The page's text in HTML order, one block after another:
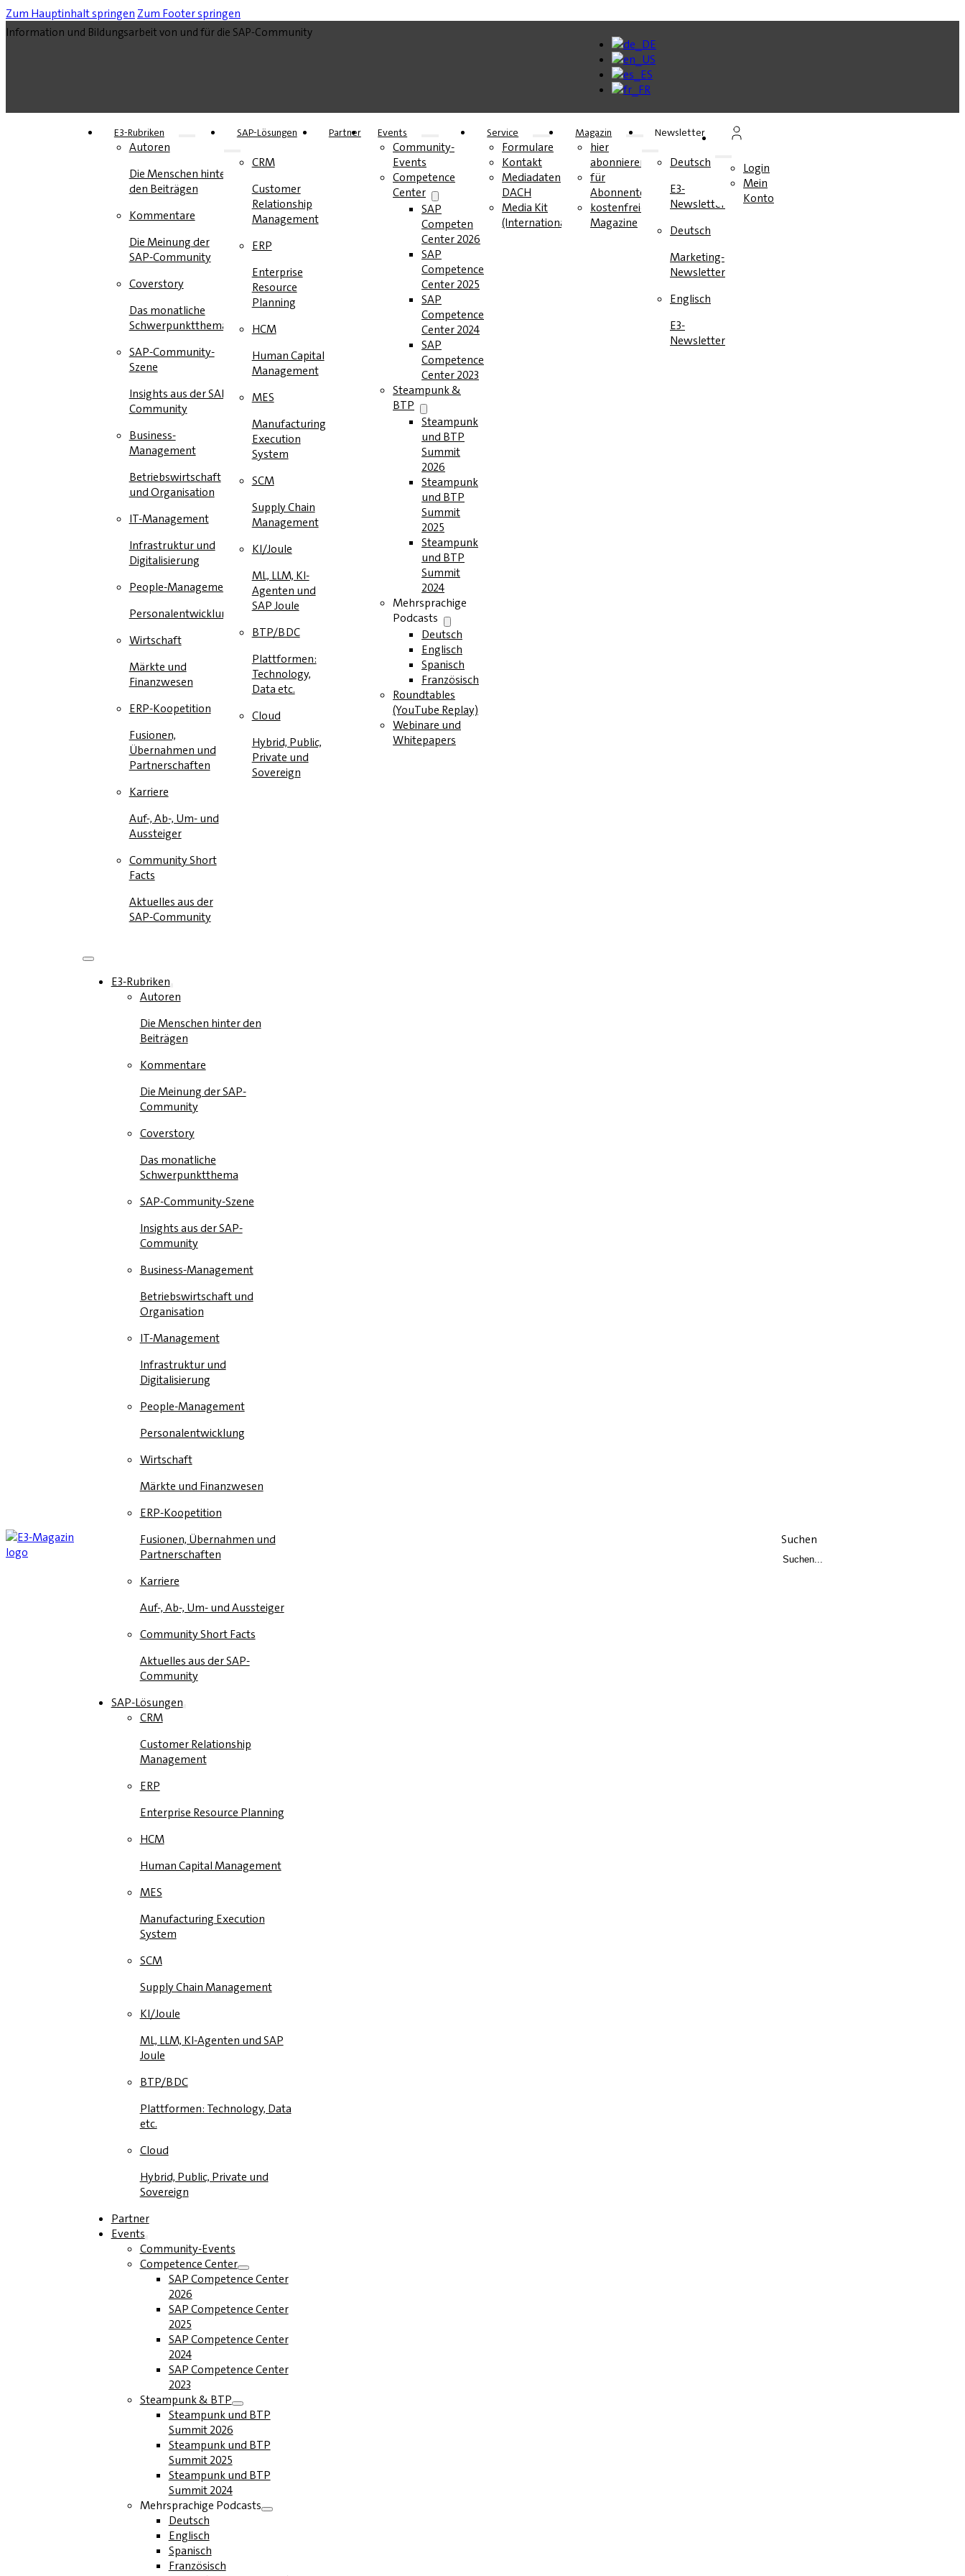
Zum Hauptinhalt springen Zum Footer springen
Information und Bildungsarbeit von und für die SAP-Community
E3-Rubriken
Autoren
Die Menschen hinter
den Beiträgen
Kommentare
Die Meinung der
SAP-Community
Coverstory
Das monatliche
Schwerpunktthema
SAP-Community-
Szene
Insights aus der SAP-
Community
Business-
Management
Betriebswirtschaft
und Organisation
IT-Management
Infrastruktur und
Digitalisierung
People-Management
Personalentwicklung
Wirtschaft
Märkte und
Finanzwesen
ERP-Koopetition
Fusionen,
Übernahmen und
Partnerschaften
Karriere
Auf-, Ab-, Um- und
Aussteiger
Community Short
Facts
Aktuelles aus der
SAP-Community
SAP-Lösungen
CRM
Customer
Relationship
Management
ERP
Enterprise
Resource
Planning
HCM
Human Capital
Management
MES
Manufacturing
Execution
System
SCM
Supply Chain
Management
KI/Joule
ML, LLM, KI-
Agenten und
SAP Joule
BTP/BDC
Plattformen:
Technology,
Data etc.
Cloud
Hybrid, Public,
Private und
Sovereign
Partner Events
Community-
Events
Competence
Center
SAP
Competence
Center 2026
SAP
Competence
Center 2025
SAP
Competence
Center 2024
SAP
Competence
Center 2023
Steampunk &
BTP
Steampunk
und BTP
Summit
2026
Steampunk
und BTP
Summit
2025
Steampunk
und BTP
Summit
2024
Mehrsprachige
Podcasts
Deutsch
Englisch
Spanisch
Französisch
Roundtables
(YouTube Replay)
Webinare und
Whitepapers
Service
Formulare
Kontakt
Mediadaten
DACH
Media Kit
(International)
Magazin
hier
abonnieren
für
Abonnenten
kostenfreie
Magazine
Newsletter
Deutsch
E3-
Newsletter
Deutsch
Marketing-
Newsletter
Englisch
E3-
Newsletter
Login
Mein
Konto
E3-Rubriken
Autoren
Die Menschen hinter den
Beiträgen
Kommentare
Die Meinung der SAP-
Community
Coverstory
Das monatliche
Schwerpunktthema
SAP-Community-Szene
Insights aus der SAP-
Community
Business-Management
Betriebswirtschaft und
Organisation
IT-Management
Infrastruktur und
Digitalisierung
People-Management
Personalentwicklung
Wirtschaft
Märkte und Finanzwesen
ERP-Koopetition
Fusionen, Übernahmen und
Partnerschaften
Karriere
Auf-, Ab-, Um- und Aussteiger
Community Short Facts
Aktuelles aus der SAP-
Community
SAP-Lösungen
CRM
Customer Relationship
Management
ERP
Enterprise Resource Planning
HCM
Human Capital Management
MES
Manufacturing Execution
System
SCM
Supply Chain Management
KI/Joule
ML, LLM, KI-Agenten und SAP
Joule
BTP/BDC
Plattformen: Technology, Data
etc.
Cloud
Hybrid, Public, Private und
Sovereign
Partner
Events
Community-Events
Competence Center
SAP Competence Center
2026
SAP Competence Center
2025
SAP Competence Center
2024
SAP Competence Center
2023
Steampunk & BTP
Steampunk und BTP
Summit 2026
Steampunk und BTP
Summit 2025
Steampunk und BTP
Summit 2024
Mehrsprachige Podcasts
Deutsch
Englisch
Spanisch
Französisch
Suchen